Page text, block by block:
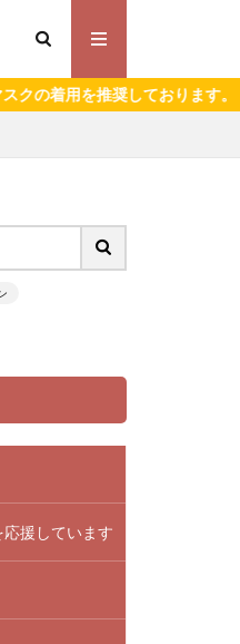
を推奨しております。
援しています